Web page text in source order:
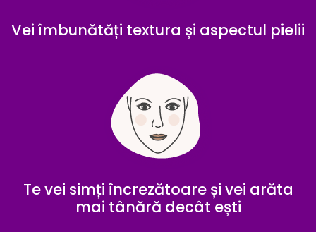
Vei îmbunătăți textura și aspectul pielii
Te vei simți încrezătoare și vei arăta
mai tânără decât ești